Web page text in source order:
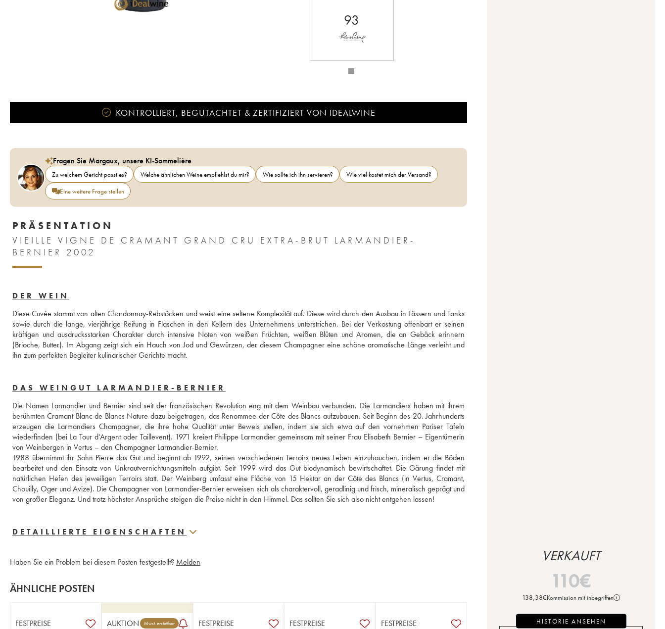
93
KONTROLLIERT, BEGUTACHTET & ZERTIFIZIERT VON IDEALWINE
Fragen Sie Margaux, unsere KI-Sommelière
Zu welchem Gericht passt es? Welche ähnlichen Weine empfiehlst du mir? Wie sollte ich ihn servieren?
Wie viel kostet mich der Versand?
Eine weitere Frage stellen
PRÄSENTATION
VIEILLE VIGNE DE CRAMANT GRAND CRU EXTRA-BRUT LARMANDIER-
BERNIER 2002
DER WEIN
Diese Cuvée stammt von alten Chardonnay-Rebstöcken und weist eine seltene Komplexität auf. Diese wird durch den Ausbau in Fässern und Tanks
sowie durch die lange, vierjährige Reifung in Flaschen in den Kellern des Unternehmens unterstrichen. Bei der Verkostung offenbart er seinen
kräftigen und ausdrucksstarken Charakter durch intensive Noten von weißen Früchten, weißen Blüten und Aromen, die an Gebäck erinnern
(Brioche, Butter). Im Abgang zeigt sich ein Hauch von Jod und Gewürzen, der diesem Champagner eine schöne aromatische Länge verleiht und
ihn zum perfekten Begleiter kulinarischer Gerichte macht.
DAS WEINGUT LARMANDIER-BERNIER
Die Namen Larmandier und Bernier sind seit der französischen Revolution eng mit dem Weinbau verbunden. Die Larmandiers haben mit ihrem
berühmten Cramant Blanc de Blancs Nature dazu beigetragen, das Renommee der Côte des Blancs aufzubauen. Seit Beginn des 20. Jahrhunderts
erzeugen die Larmandiers Champagner, die ihre hohe Qualität unter Beweis stellen, indem sie sich etwa auf den vornehmen Pariser Tafeln
wiederfinden (bei La Tour d‘Argent oder Taillevent). 1971 kreiert Philippe Larmandier gemeinsam mit seiner Frau Elisabeth Bernier – Eigentümerin
von Weinbergen in Vertus – den Champagner Larmandier-Bernier.
1988 übernimmt ihr Sohn Pierre das Gut und beginnt ab 1992, seinen verschiedenen Terroirs neues Leben einzuhauchen, indem er die Böden
bearbeitet und den Einsatz von Unkrautvernichtungsmitteln aufgibt. Seit 1999 wird das Gut biodynamisch bewirtschaftet. Die Gärung findet mit
natürlichen Hefen des jeweiligen Terroirs statt. Der Weinberg umfasst eine Fläche von 15 Hektar an der Côte des Blancs (in Vertus, Cramant,
Chouilly, Oger und Avize). Die Champagner von Larmandier-Bernier erweisen sich als charaktervoll, geradlinig und frisch, mineralisch geprägt und
von großer Eleganz. Und trotz höchster Ansprüche steigen die Preise nicht in den Himmel. Das sollten Sie sich also nicht entgehen lassen!
DETAILLIERTE EIGENSCHAFTEN
Haben Sie ein Problem bei diesem Posten festgestellt? Melden
ÄHNLICHE POSTEN
FESTPREISE AUKTION Mwst. erstattbar FESTPREISE FESTPREISE FESTPREISE
VERKAUFT
110€
138,38€Kommission mit inbegriffen
HISTORIE ANSEHEN